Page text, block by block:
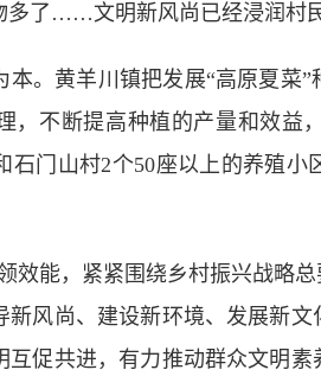
多了……文明新风尚已经浸润村民
黄羊川镇把发展“高原夏菜”
，不断提高种植的产量和效益
石门山村2个50座以上的养殖
能，紧紧围绕乡村振兴战略总
风尚、建设新环境、发展新文
促共进，有力推动群众文明素